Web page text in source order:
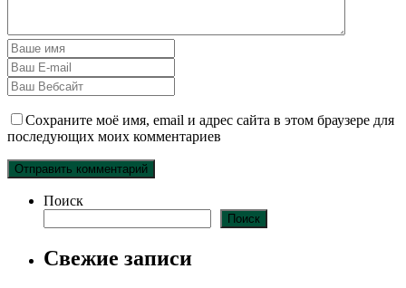
Сохраните моё имя, email и адрес сайта в этом браузере для
последующих моих комментариев
Поиск
Поиск
Свежие записи